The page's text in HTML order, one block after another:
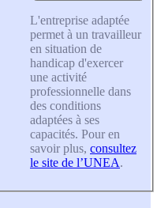
L'entreprise adaptée
permet à un travailleur
en situation de
handicap d'exercer
une activité
professionnelle dans
des conditions
adaptées à ses
capacités. Pour en
savoir plus, consultez
le site de l’UNEA.